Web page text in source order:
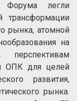
легли
трансформации
рынка, атомной
на
ОПК для целей
развития,
рынка.